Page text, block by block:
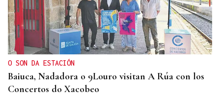
TRES CONEXIONES
Refuerzo en el autobús entre O Carballiño y
Ourense con dos nuevas frecuencias
O SON DA ESTACIÓN
Baiuca, Nadadora o 9Louro visitan A Rúa con los
Concertos do Xacobeo